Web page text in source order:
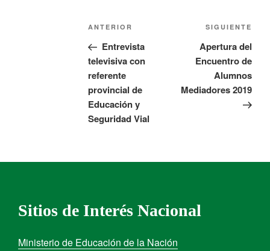
ANTERIOR
Entrevista
televisiva con
referente
provincial de
Educación y
Seguridad Vial
SIGUIENTE
Apertura del
Encuentro de
Alumnos
Mediadores 2019
Sitios de Interés Nacional
Ministerio de Educación de la Nación